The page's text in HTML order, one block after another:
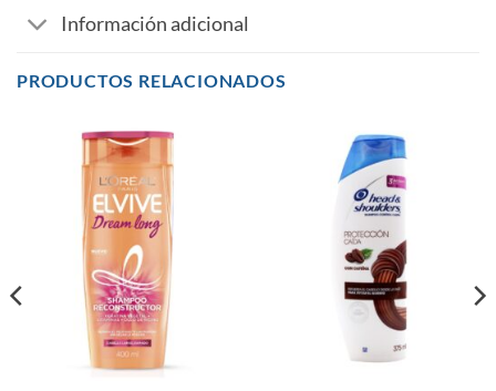
Información adicional
PRODUCTOS RELACIONADOS